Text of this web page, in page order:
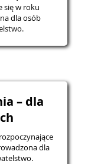
się w roku
dla osób
– dla
dla